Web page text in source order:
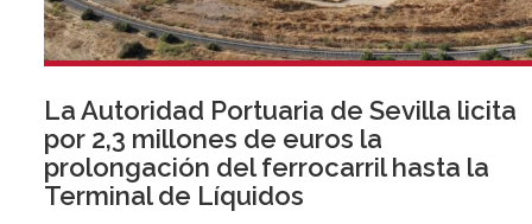
La Autoridad Portuaria de Sevilla licita
por 2,3 millones de euros la
prolongación del ferrocarril hasta la
Terminal de Líquidos